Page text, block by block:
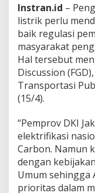
a
g
a
L
i
s
t
r
u
t
u
D
u
k
Instran.id –
listrik perlu
baik regulasi
masyarakat
Hal tersebut
Discussion
Transportasi
(15/4).
“Pemprov DKI
elektrifikasi
Carbon. Namun
dengan
Umum sehingga
prioritas dalam